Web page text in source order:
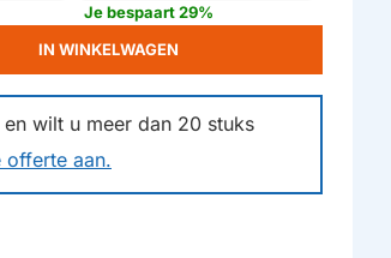
Je bespaart 29%
wilt u meer dan 20 stuks
offerte aan.
IN WINKELWAGEN